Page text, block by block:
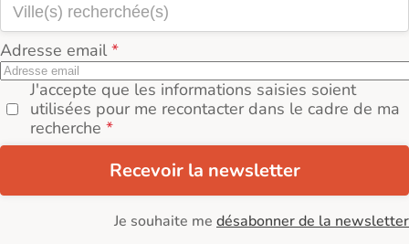
Adresse email
J'accepte que les informations saisies soient
utilisées pour me recontacter dans le cadre de ma
recherche
Recevoir la newsletter
Je souhaite me désabonner de la newsletter